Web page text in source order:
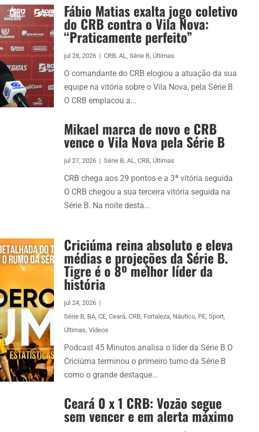
Fábio Matias exalta jogo coletivo
do CRB contra o Vila Nova:
“Praticamente perfeito”
jul 28, 2026 | CRB, AL, Série B, Últimas
O comandante do CRB elogiou a atuação da sua
equipe na vitória sobre o Vila Nova, pela Série B
O CRB emplacou a...
Mikael marca de novo e CRB
vence o Vila Nova pela Série B
jul 27, 2026 | Série B, AL, CRB, Últimas
CRB chega aos 29 pontos e a 3ª vitória seguida
O CRB chegou a sua terceira vitória seguida na
Série B. Na noite desta...
Criciúma reina absoluto e eleva
médias e projeções da Série B.
Tigre é o 8º melhor líder da
história
jul 24, 2026 |
Série B, BA, CE, Ceará, CRB, Fortaleza, Náutico, PE, Sport,
Últimas, Vídeos
Podcast 45 Minutos analisa o líder da Série B O
Criciúma terminou o primeiro turno da Série B
como o grande destaque...
Ceará 0 x 1 CRB: Vozão segue
sem vencer e em alerta máximo